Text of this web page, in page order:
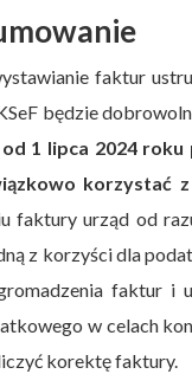
faktur
będzie
od 1 lipca 2024
korzystać z
faktury urząd od
z korzyści dla
faktur i
w celach
korektę faktury.